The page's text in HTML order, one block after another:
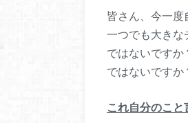
皆さん、今一度
一つでも大きな
ではないです
ではないですか
これ自分のこと